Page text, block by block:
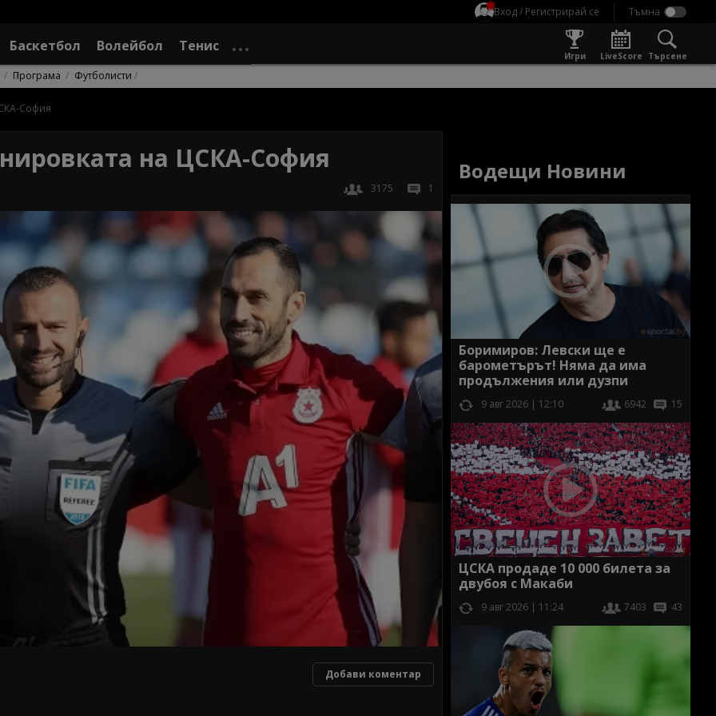
Вход / Регистрирай се
Баскетбол Волейбол Тенис
Игри LiveScore Търсене
Програма Футболисти
София
на ЦСКА-София
3175 1
Добави коментар
Водещи Новини
Боримиров: Левски ще е
барометърът! Няма да има
продължения или дузпи
9 авг 2026 | 12:10 6942 15
ЦСКА продаде 10 000 билета за
двубоя с Макаби
9 авг 2026 | 11:24 7403 43